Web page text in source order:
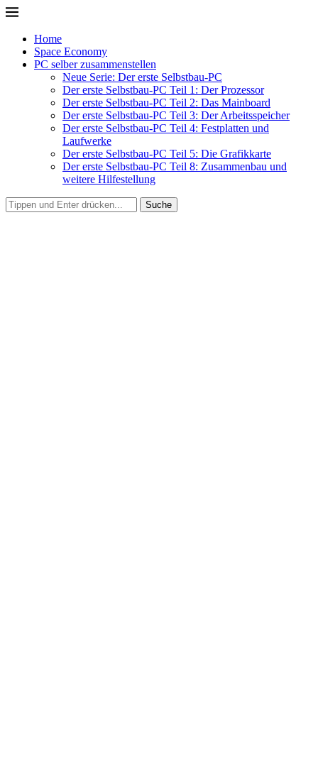
Home
Space Economy
PC selber zusammenstellen
Neue Serie: Der erste Selbstbau-PC
Der erste Selbstbau-PC Teil 1: Der Prozessor
Der erste Selbstbau-PC Teil 2: Das Mainboard
Der erste Selbstbau-PC Teil 3: Der Arbeitsspeicher
Der erste Selbstbau-PC Teil 4: Festplatten und
Laufwerke
Der erste Selbstbau-PC Teil 5: Die Grafikkarte
Der erste Selbstbau-PC Teil 8: Zusammenbau und
weitere Hilfestellung
Suche